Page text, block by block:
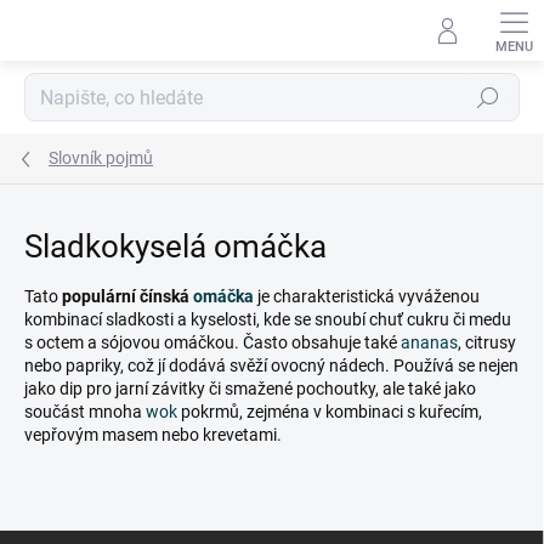
Hledat
Slovník pojmů
Sladkokyselá omáčka
Tatopopulární čínská omáčka je charakteristická vyváženou
kombinací sladkosti a kyselosti, kde se snoubí chuť cukru či medu
s octem a sójovou omáčkou. Často obsahuje takéananas, citrusy
nebo papriky, což jí dodává svěží ovocný nádech. Používá se nejen
jako dip pro jarní závitky či smažené pochoutky, ale také jako
součást mnoha wok pokrmů, zejména v kombinaci s kuřecím,
vepřovým masem nebo krevetami.